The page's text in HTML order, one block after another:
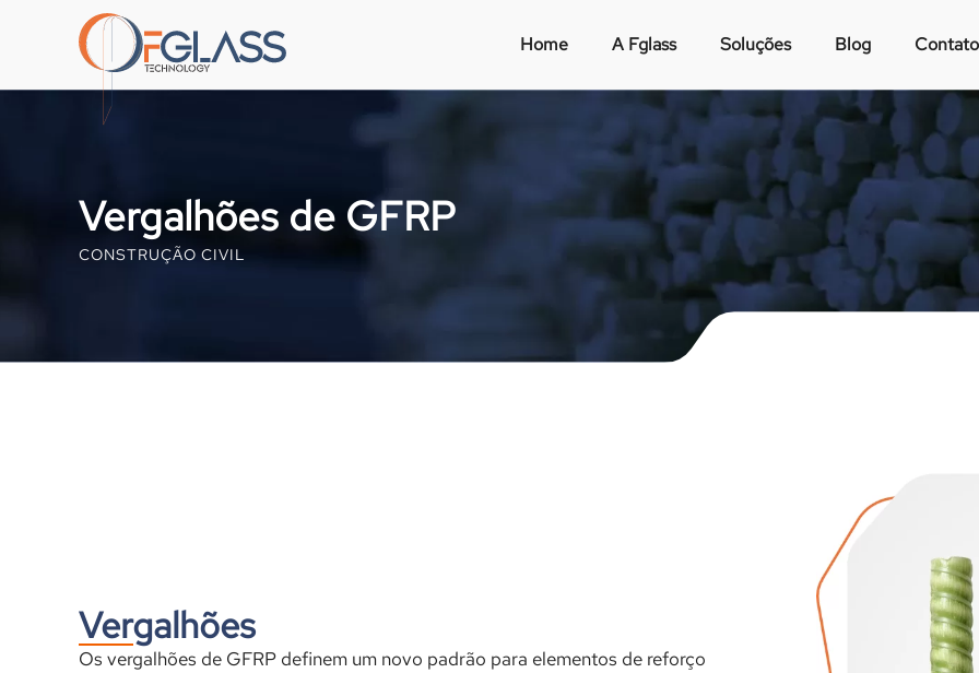
Home A Fglass Soluções Blog Contato
Vergalhões de GFRP
CONSTRUÇÃO CIVIL
Vergalhões
Os vergalhões de GFRP definem um novo padrão para elementos de reforço